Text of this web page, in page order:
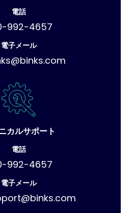
電話
992-4657
電子メール
カルサポート
電話
992-4657
電子メール